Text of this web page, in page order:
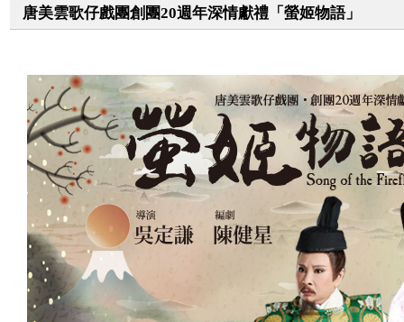
唐美雲歌仔戲團創團20週年深情獻禮「螢姬物語」